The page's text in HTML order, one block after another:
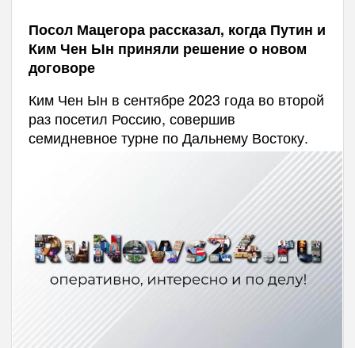
Посол Мацегора рассказал, когда Путин и
Ким Чен Ын приняли решение о новом
договоре
Ким Чен Ын в сентябре 2023 года во второй
раз посетил Россию, совершив
семидневное турне по Дальнему Востоку.